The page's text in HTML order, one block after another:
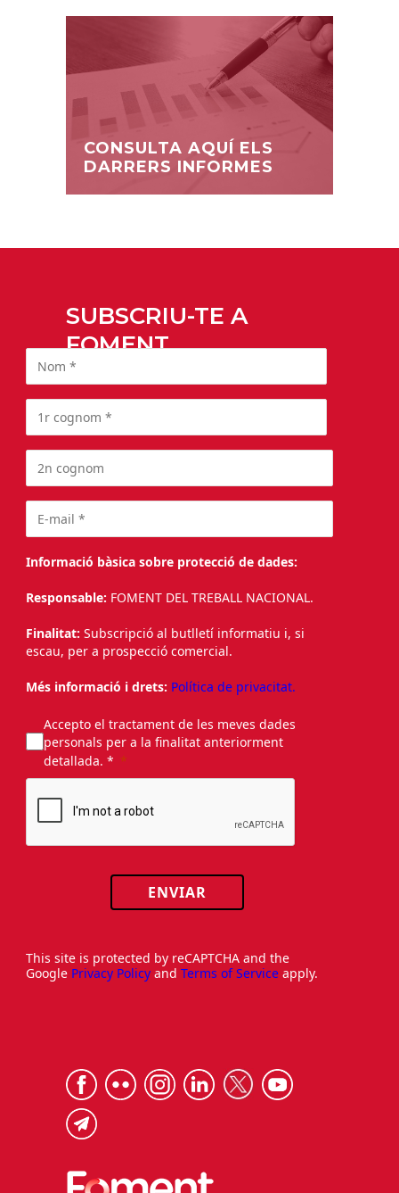
CONSULTA AQUÍ ELS
DARRERS INFORMES
SUBSCRIU-TE A
FOMENT
Informació bàsica sobre protecció de dades:
Responsable: FOMENT DEL TREBALL NACIONAL.
Finalitat: Subscripció al butlletí informatiu i, si
escau, per a prospecció comercial.
Més informació i drets: Política de privacitat.
Accepto el tractament de les meves dades
personals per a la finalitat anteriorment
detallada. *
ENVIAR
This site is protected by reCAPTCHA and the
Google Privacy Policy and Terms of Service apply.